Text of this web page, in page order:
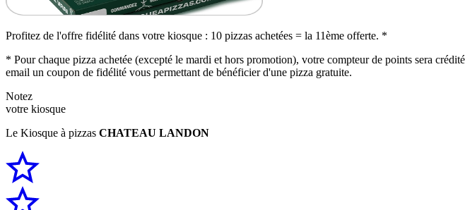
Profitez de l'offre fidélité dans votre kiosque : 10 pizzas achetées = la 11ème offerte. *
* Pour chaque pizza achetée (excepté le mardi et hors promotion), votre compteur de points sera
email un coupon de fidélité vous permettant de bénéficier d'une pizza gratuite.
Notez
votre kiosque
Le Kiosque à pizzas CHATEAU LANDON